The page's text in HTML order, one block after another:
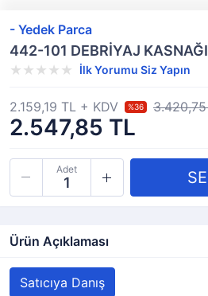
- Yedek Parca
442-101 DEBRİYAJ
İlk Yorumu Siz Yapın
2.547,85 TL
2.159,19 TL + KDV %36
Adet
Ürün Açıklaması
Satıcıya Danış